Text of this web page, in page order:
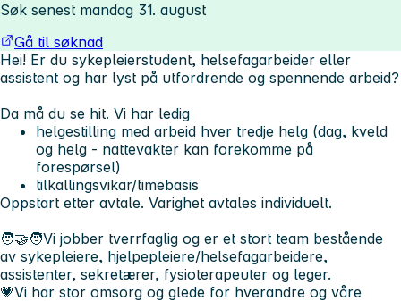
Søk senest mandag 31. august
Gå til søknad
Hei! Er du sykepleierstudent, helsefagarbeider eller
assistent og har lyst på utfordrende og spennende arbeid?
Da må du se hit. Vi har ledig
helgestilling med arbeid hver tredje helg (dag, kveld
og helg - nattevakter kan forekomme på
forespørsel)
tilkallingsvikar/timebasis
Oppstart etter avtale. Varighet avtales individuelt.
🧑‍🤝‍🧑Vi jobber tverrfaglig og er et stort team bestående
av sykepleiere, hjelpepleiere/helsefagarbeidere,
assistenter, sekretærer, fysioterapeuter og leger.
💗Vi har stor omsorg og glede for hverandre og våre